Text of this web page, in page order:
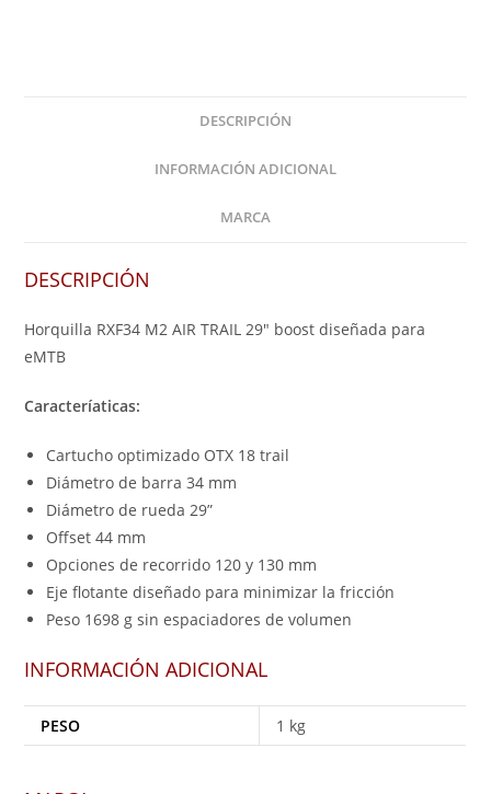
DESCRIPCIÓN
INFORMACIÓN ADICIONAL
MARCA
DESCRIPCIÓN
Horquilla RXF34 M2 AIR TRAIL 29″ boost diseñada para
eMTB
Caracteríaticas:
Cartucho optimizado OTX 18 trail
Diámetro de barra 34 mm
Diámetro de rueda 29”
Offset 44 mm
Opciones de recorrido 120 y 130 mm
Eje flotante diseñado para minimizar la fricción
Peso 1698 g sin espaciadores de volumen
INFORMACIÓN ADICIONAL
PESO 1 kg